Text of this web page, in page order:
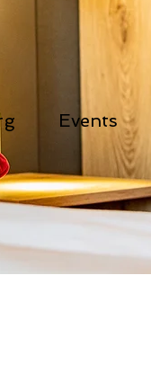
Events